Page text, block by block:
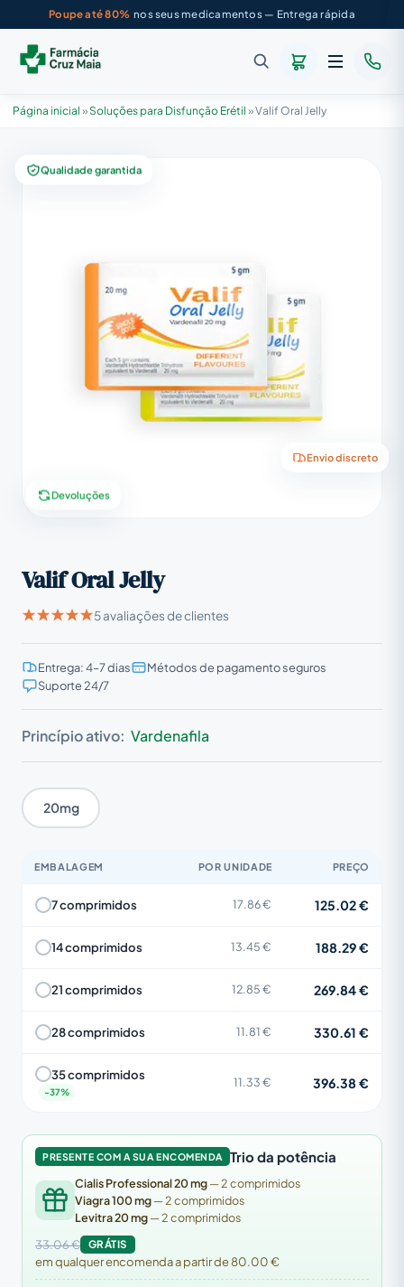
Poupe até 80% nos seus medicamentos — Entrega rápida
Página inicial »Soluções para Disfunção Erétil »Valif Oral Jelly
Qualidade garantida
Envio discreto
Devoluções
Valif Oral Jelly
5 avaliações de clientes
Entrega: 4–7 dias
Métodos de pagamento seguros
Suporte 24/7
Princípio ativo: Vardenafila
20mg
EMBALAGEM POR UNIDADE PREÇO
7 comprimidos 17.86 € 125.02 €
14 comprimidos 13.45 € 188.29 €
21 comprimidos 12.85 € 269.84 €
28 comprimidos 11.81 € 330.61 €
35 comprimidos
11.33 € 396.38 €
PRESENTE COM A SUA ENCOMENDA Trio da potência
Cialis Professional 20 mg— 2 comprimidos
Viagra 100 mg— 2 comprimidos
Levitra 20 mg— 2 comprimidos
33.06 € GRÁTIS
em qualquer encomenda a partir de 80.00 €